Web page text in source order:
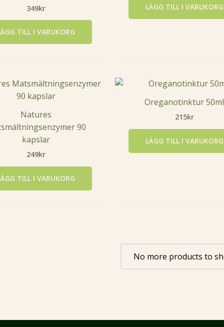
349kr
TILL I VARUKORG
LÄGG TILL I VARUKORG
Natures
90
kapslar
249kr
TILL I VARUKORG
Oreganotinktur 50ml
215kr
LÄGG TILL I VARUKORG
No more products to